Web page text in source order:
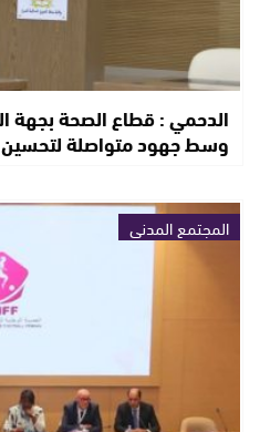
الدحمي : قطاع الصحة بجهة
وسط جهود متواصلة
المجتمع المدني